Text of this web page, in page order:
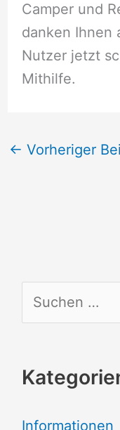
Camper und
danken Ihnen
Nutzer jetzt
Mithilfe.
← Vorheriger
u
h
Informationen